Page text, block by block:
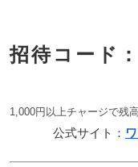
招待コード
1,000円以上チャージで残
公式サイト：